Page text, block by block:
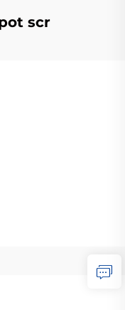
scr